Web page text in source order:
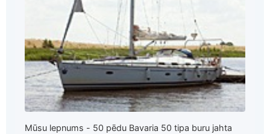
Mūsu lepnums - 50 pēdu Bavaria 50 tipa buru jahta